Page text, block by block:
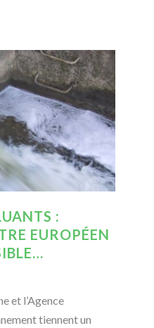
:
EUROPÉEN
et l’Agence
tiennent un